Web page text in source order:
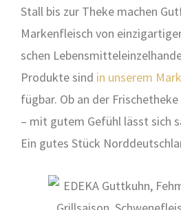
Stall bis zur The­ke machen
Mar­ken­fleisch von
schen
Pro­duk­te sind in unse­rem
füg­bar. Ob an der
– mit gutem Gefühl lässt sich
Ein gutes Stück